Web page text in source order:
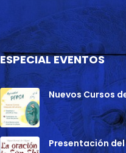
ESPECIAL EVENTOS
Nuevos Cursos
Presentación